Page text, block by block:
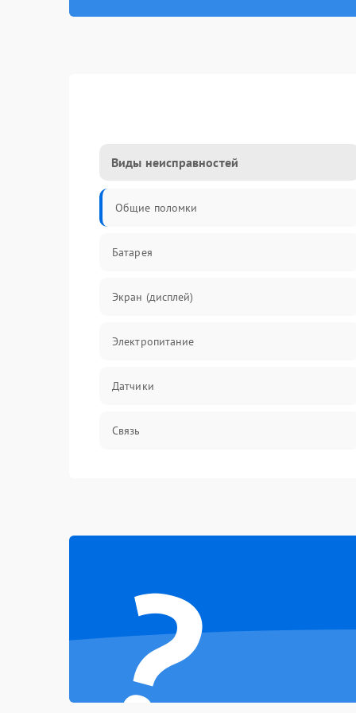
Виды неисправностей
Общие поломки
Батарея
Экран (дисплей)
Электропитание
Датчики
Связь
?